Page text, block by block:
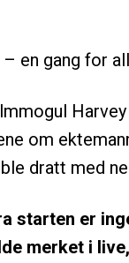
en gang for
om
dratt med
starten er
merket i